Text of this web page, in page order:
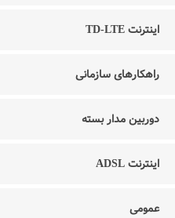
اینترنت TD-LTE
راهکارهای سازمانی
دوربین مدار بسته
اینترنت ADSL
عمومی